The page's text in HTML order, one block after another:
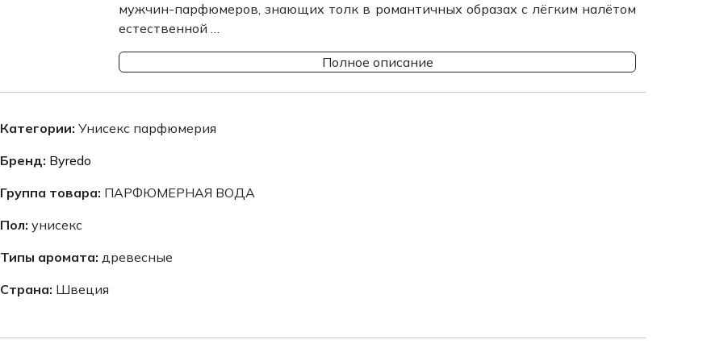
мужчин-парфюмеров, знающих толк в романтичных образах с лёгким налётом
естественной …
Полное описание
Категории: Унисекс парфюмерия
Бренд: Byredo
Группа товара: ПАРФЮМЕРНАЯ ВОДА
Пол: унисекс
Типы аромата: древесные
Страна: Швеция